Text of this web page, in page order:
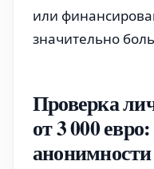
или
значительно
Проверка
от 3 000
анонимности